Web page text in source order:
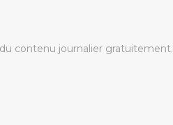
contenu journalier gratuitement.